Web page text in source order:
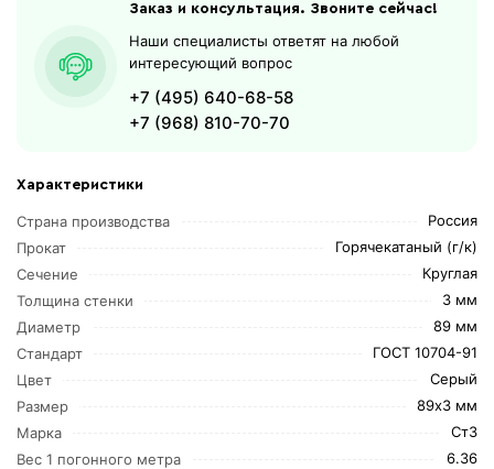
Характеристики
Страна производства
Россия
Прокат
Горячекатаный (г/к)
Сечение
Круглая
Толщина стенки
3 мм
Диаметр
89 мм
Стандарт
ГОСТ 10704-91
Цвет
Серый
Размер
89х3 мм
Марка
Ст3
Вес 1 погонного метра
6.36
Заказ и консультация. Звоните сейчас!
Наши специалисты ответят на любой
интересующий вопрос
+7 (495) 640-68-58
+7 (968) 810-70-70